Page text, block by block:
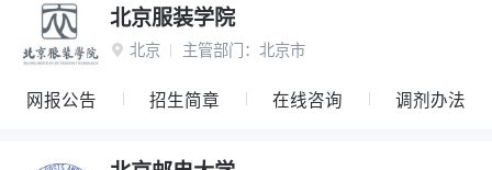
北京服装学院
 北京 主管部门： 北京市
网报公告 招生简章 在线咨询 调剂办法